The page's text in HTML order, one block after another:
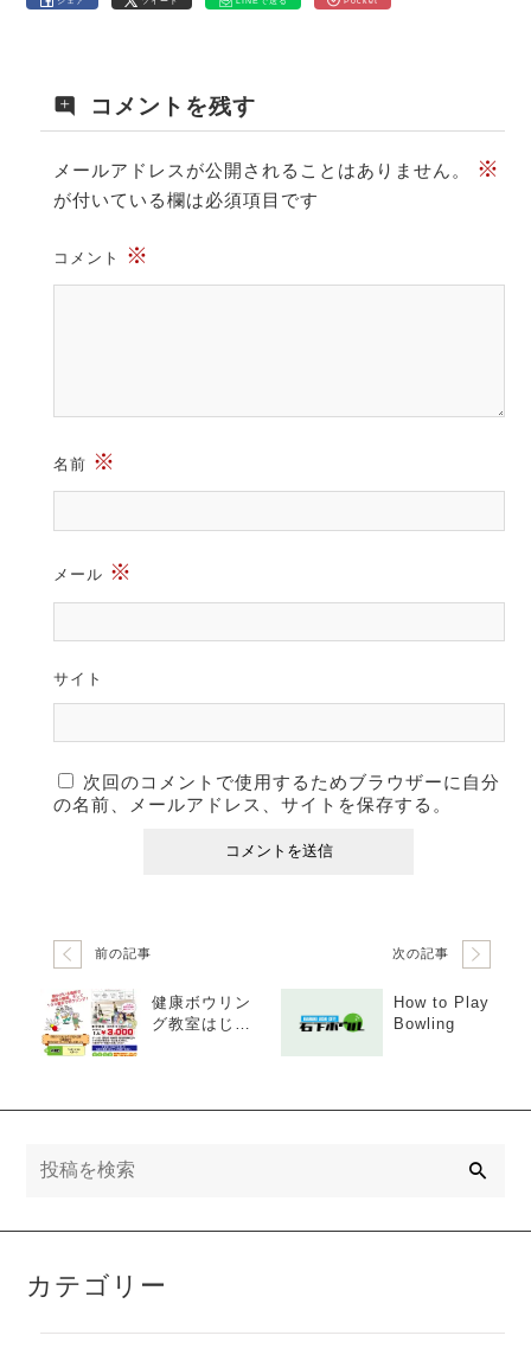
コメントを残す
メールアドレスが公開されることはありません。 ※
が付いている欄は必須項目です
コメント ※
名前 ※
メール ※
サイト
次回のコメントで使用するためブラウザーに自分
の名前、メールアドレス、サイトを保存する。
前の記事
健康ボウリン
グ教室はじま
次の記事
How to Play
Bowling
カテゴリー